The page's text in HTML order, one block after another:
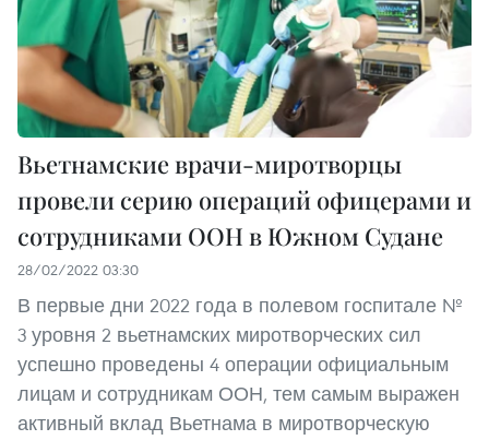
Вьетнамские врачи-миротворцы
провели серию операций офицерами и
сотрудниками ООН в Южном Судане
28/02/2022 03:30
В первые дни 2022 года в полевом госпитале №
3 уровня 2 вьетнамских миротворческих сил
успешно проведены 4 операции официальным
лицам и сотрудникам ООН, тем самым выражен
активный вклад Вьетнама в миротворческую